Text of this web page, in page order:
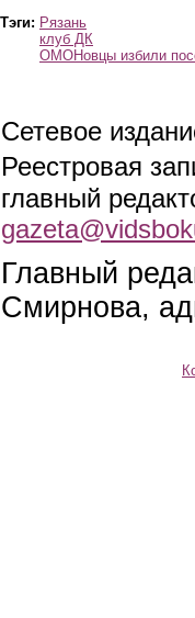
Тэги: Рязань
клуб ДК
ОМОНовцы избили
Сетевое
Реестровая
главный
Главный
Смирнова,